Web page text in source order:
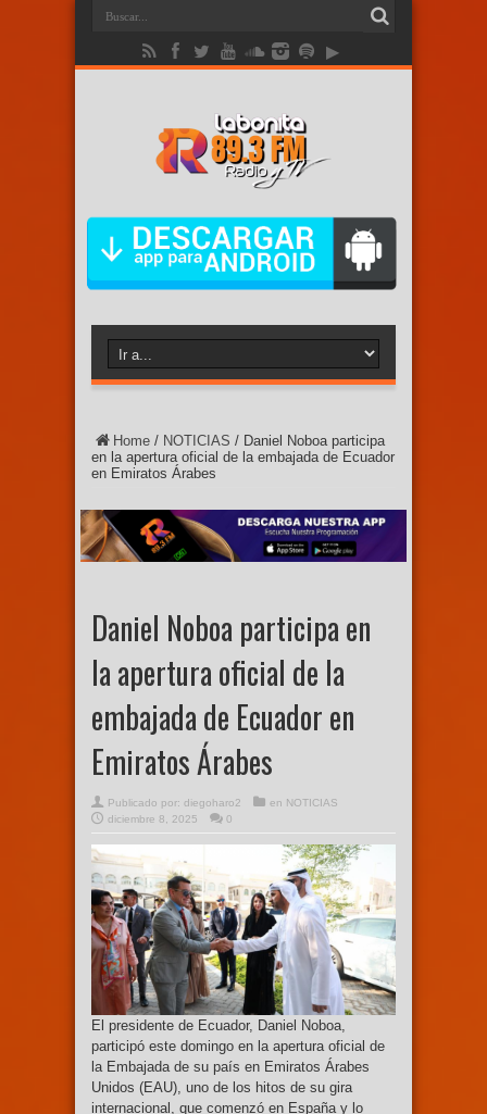
Home / NOTICIAS / Daniel Noboa participa
en la apertura oficial de la embajada de Ecuador
en Emiratos Árabes
Daniel Noboa participa en
la apertura oficial de la
embajada de Ecuador en
Emiratos Árabes
Publicado por: diegoharo2 en NOTICIAS
diciembre 8, 2025
0
El presidente de Ecuador, Daniel Noboa,
participó este domingo en la apertura oficial de
la Embajada de su país en Emiratos Árabes
Unidos (EAU), uno de los hitos de su gira
internacional, que comenzó en España y lo